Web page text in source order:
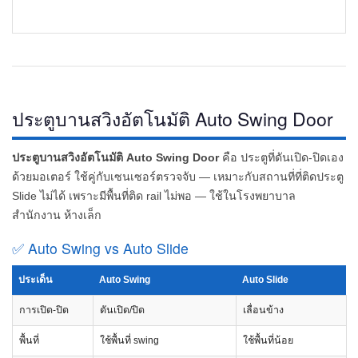
ประตูบานสวิงอัตโนมัติ Auto Swing Door
ประตูบานสวิงอัตโนมัติ Auto Swing Doorคือ ประตูที่ดันเปิด-ปิดเอง
ด้วยมอเตอร์ ใช้คู่กับเซนเซอร์ตรวจจับ — เหมาะกับสถานที่ที่ติดประตู
Slide ไม่ได้ เพราะมีพื้นที่ติด rail ไม่พอ — ใช้ในโรงพยาบาล
สำนักงาน ห้างเล็ก
✅ Auto Swing vs Auto Slide
ประเด็น Auto Swing Auto Slide
การเปิด-ปิด ดันเปิด/ปิด เลื่อนข้าง
พื้นที่ ใช้พื้นที่ swing ใช้พื้นที่น้อย